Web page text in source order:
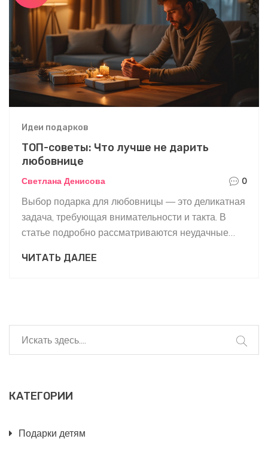
Идеи подарков
ТОП-советы: Что лучше не дарить
любовнице
Светлана Денисова 0
Выбор подарка для любовницы — это деликатная
задача, требующая внимательности и такта. В
статье подробно рассматриваются неудачные
отношение или вызвать недопонимание.
помогут подобрать по-настоящему искренний
презент. Избегайте дарить то, что может вызвать
смятение или намекнуть на поверхностное
ЧИТАТЬ ДАЛЕЕ
КАТЕГОРИИ
Подарки детям